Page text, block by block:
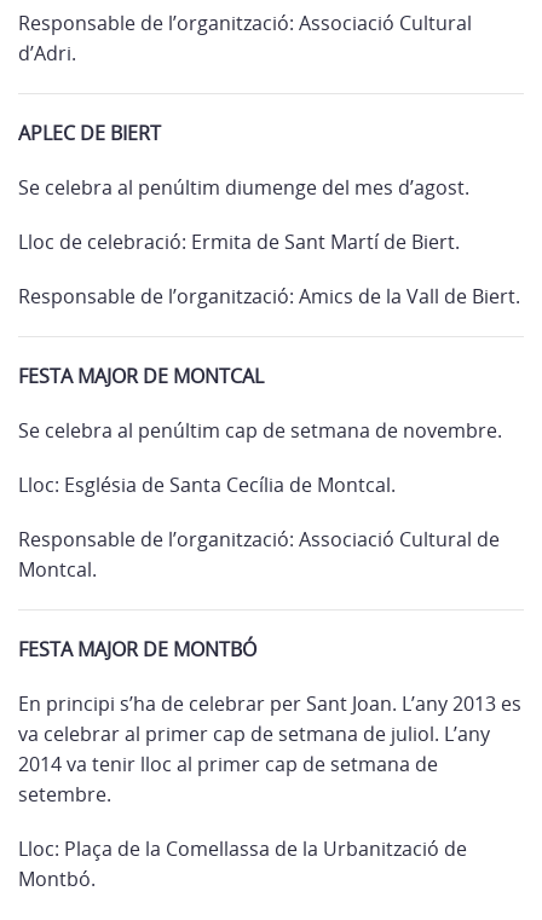
Responsable de l’organització: Associació Cultural
d’Adri.
APLEC DE BIERT
Se celebra al penúltim diumenge del mes d’agost.
Lloc de celebració: Ermita de Sant Martí de Biert.
Responsable de l’organització: Amics de la Vall de Biert.
FESTA MAJOR DE MONTCAL
Se celebra al penúltim cap de setmana de novembre.
Lloc: Església de Santa Cecília de Montcal.
Responsable de l’organització: Associació Cultural de
Montcal.
FESTA MAJOR DE MONTBÓ
En principi s’ha de celebrar per Sant Joan. L’any 2013 es
va celebrar al primer cap de setmana de juliol. L’any
2014 va tenir lloc al primer cap de setmana de
setembre.
Lloc: Plaça de la Comellassa de la Urbanització de
Montbó.